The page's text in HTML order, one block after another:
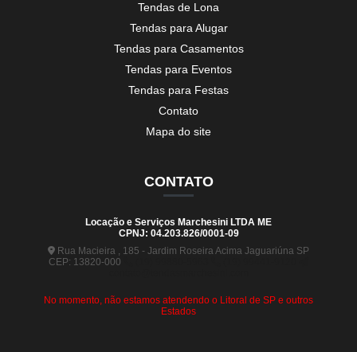
Tendas de Lona
Tendas para Alugar
Tendas para Casamentos
Tendas para Eventos
Tendas para Festas
Contato
Mapa do site
CONTATO
Locação e Serviços Marchesini LTDA ME
CPNJ: 04.203.826/0001-09
Rua Macieira , 185 - Jardim Roseira Acima Jaguariúna SP
CEP: 13820-000
No momento, não estamos atendendo o Litoral de SP e outros
Estados